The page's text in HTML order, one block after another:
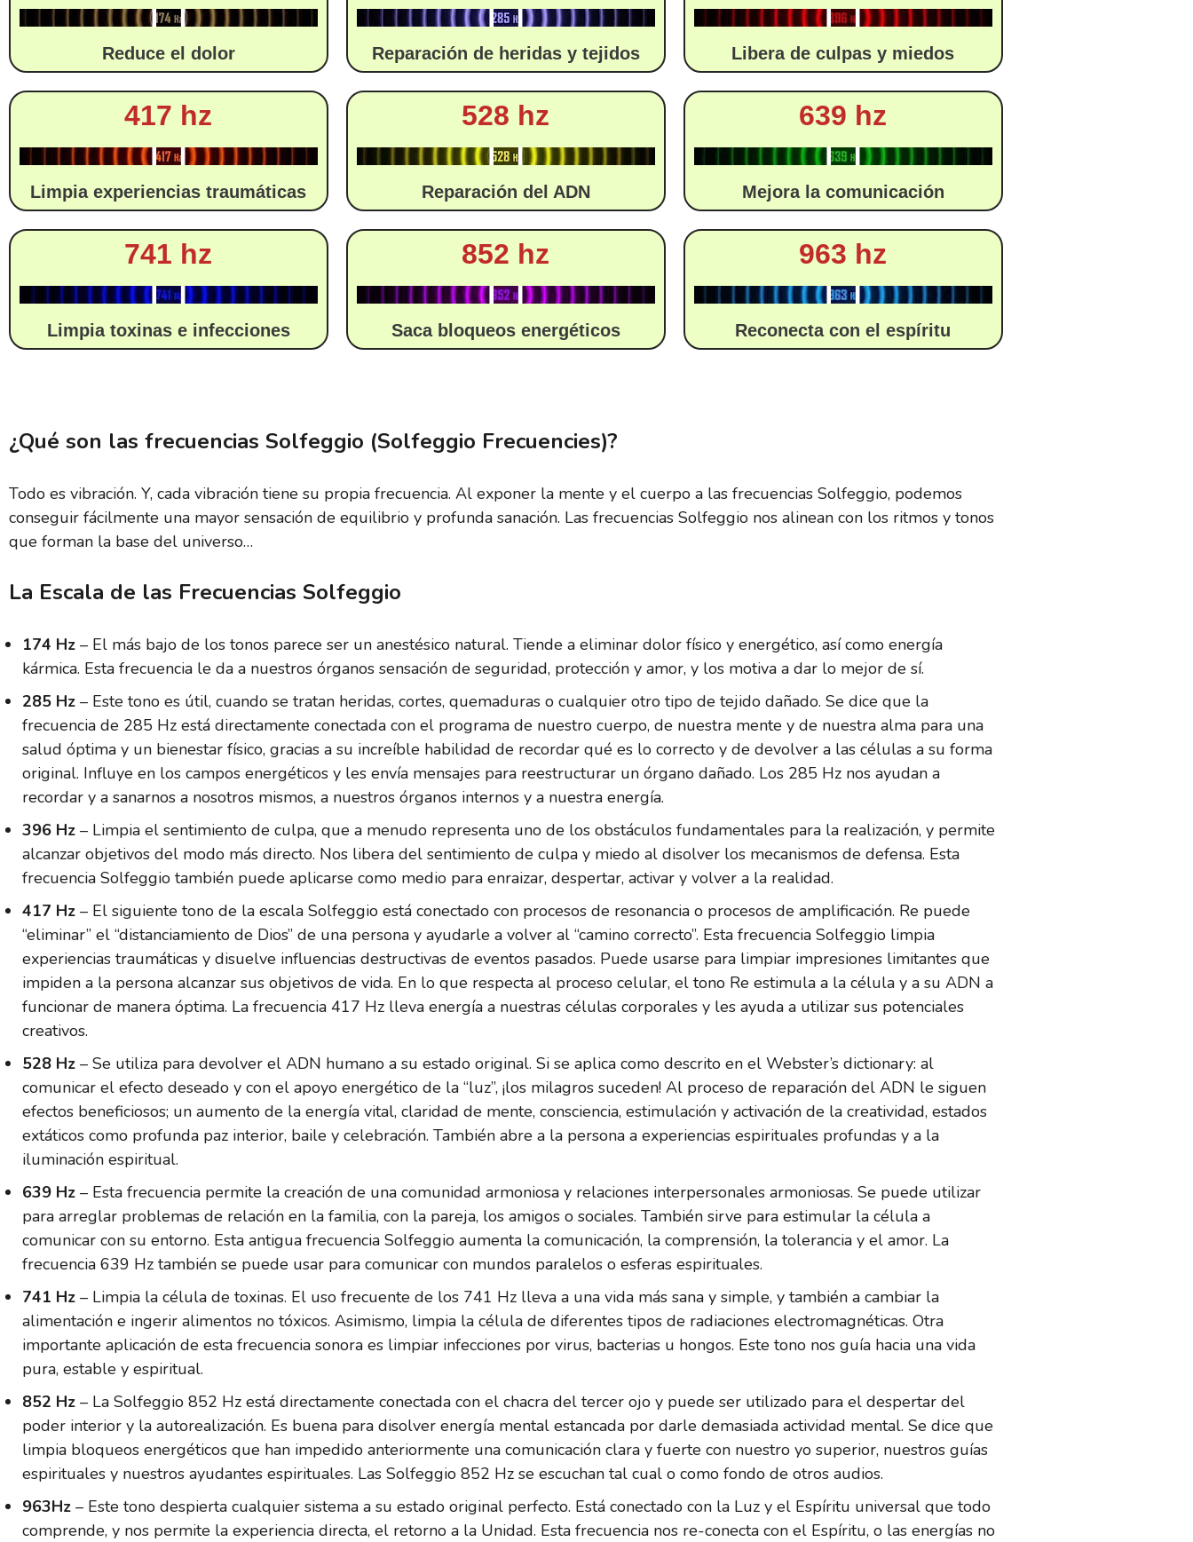
Reduce el dolor Reparación de heridas y tejidos Libera de culpas y miedos
417 hz
Limpia experiencias traumáticas
528 hz
Reparación del ADN
639 hz
Mejora la comunicación
741 hz
Limpia toxinas e infecciones
852 hz
Saca bloqueos energéticos
963 hz
Reconecta con el espíritu
¿Qué son las frecuencias Solfeggio (Solfeggio Frecuencies)?
Todo es vibración. Y, cada vibración tiene su propia frecuencia. Al exponer la mente y el cuerpo a las frecuencias Solfeggio, podemos
conseguir fácilmente una mayor sensación de equilibrio y profunda sanación. Las frecuencias Solfeggio nos alinean con los ritmos y tonos
que forman la base del universo…
La Escala de las Frecuencias Solfeggio
174 Hz – El más bajo de los tonos parece ser un anestésico natural. Tiende a eliminar dolor físico y energético, así como energía
kármica. Esta frecuencia le da a nuestros órganos sensación de seguridad, protección y amor, y los motiva a dar lo mejor de sí.
285 Hz – Este tono es útil, cuando se tratan heridas, cortes, quemaduras o cualquier otro tipo de tejido dañado. Se dice que la
frecuencia de 285 Hz está directamente conectada con el programa de nuestro cuerpo, de nuestra mente y de nuestra alma para una
salud óptima y un bienestar físico, gracias a su increíble habilidad de recordar qué es lo correcto y de devolver a las células a su forma
original. Influye en los campos energéticos y les envía mensajes para reestructurar un órgano dañado. Los 285 Hz nos ayudan a
recordar y a sanarnos a nosotros mismos, a nuestros órganos internos y a nuestra energía.
396 Hz – Limpia el sentimiento de culpa, que a menudo representa uno de los obstáculos fundamentales para la realización, y permite
alcanzar objetivos del modo más directo. Nos libera del sentimiento de culpa y miedo al disolver los mecanismos de defensa. Esta
frecuencia Solfeggio también puede aplicarse como medio para enraizar, despertar, activar y volver a la realidad.
417 Hz – El siguiente tono de la escala Solfeggio está conectado con procesos de resonancia o procesos de amplificación. Re puede
“eliminar” el “distanciamiento de Dios” de una persona y ayudarle a volver al “camino correcto”. Esta frecuencia Solfeggio limpia
experiencias traumáticas y disuelve influencias destructivas de eventos pasados. Puede usarse para limpiar impresiones limitantes que
impiden a la persona alcanzar sus objetivos de vida. En lo que respecta al proceso celular, el tono Re estimula a la célula y a su ADN a
funcionar de manera óptima. La frecuencia 417 Hz lleva energía a nuestras células corporales y les ayuda a utilizar sus potenciales
creativos.
528 Hz – Se utiliza para devolver el ADN humano a su estado original. Si se aplica como descrito en el Webster’s dictionary: al
comunicar el efecto deseado y con el apoyo energético de la “luz”, ¡los milagros suceden! Al proceso de reparación del ADN le siguen
efectos beneficiosos; un aumento de la energía vital, claridad de mente, consciencia, estimulación y activación de la creatividad, estados
extáticos como profunda paz interior, baile y celebración. También abre a la persona a experiencias espirituales profundas y a la
iluminación espiritual.
639 Hz – Esta frecuencia permite la creación de una comunidad armoniosa y relaciones interpersonales armoniosas. Se puede utilizar
para arreglar problemas de relación en la familia, con la pareja, los amigos o sociales. También sirve para estimular la célula a
comunicar con su entorno. Esta antigua frecuencia Solfeggio aumenta la comunicación, la comprensión, la tolerancia y el amor. La
frecuencia 639 Hz también se puede usar para comunicar con mundos paralelos o esferas espirituales.
741 Hz – Limpia la célula de toxinas. El uso frecuente de los 741 Hz lleva a una vida más sana y simple, y también a cambiar la
alimentación e ingerir alimentos no tóxicos. Asimismo, limpia la célula de diferentes tipos de radiaciones electromagnéticas. Otra
importante aplicación de esta frecuencia sonora es limpiar infecciones por virus, bacterias u hongos. Este tono nos guía hacia una vida
pura, estable y espiritual.
852 Hz – La Solfeggio 852 Hz está directamente conectada con el chacra del tercer ojo y puede ser utilizado para el despertar del
poder interior y la autorealización. Es buena para disolver energía mental estancada por darle demasiada actividad mental. Se dice que
limpia bloqueos energéticos que han impedido anteriormente una comunicación clara y fuerte con nuestro yo superior, nuestros guías
espirituales y nuestros ayudantes espirituales. Las Solfeggio 852 Hz se escuchan tal cual o como fondo de otros audios.
963Hz – Este tono despierta cualquier sistema a su estado original perfecto. Está conectado con la Luz y el Espíritu universal que todo
comprende, y nos permite la experiencia directa, el retorno a la Unidad. Esta frecuencia nos re-conecta con el Espíritu, o las energías no